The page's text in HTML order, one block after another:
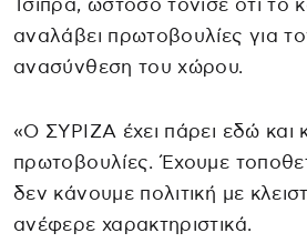
Τσίπρα, ωστόσο τόνισε ότι το
αναλάβει πρωτοβουλίες για
ανασύνθεση του χώρου.
«Ο ΣΥΡΙΖΑ έχει πάρει εδώ και
πρωτοβουλίες. Έχουμε
δεν κάνουμε πολιτική με
ανέφερε χαρακτηριστικά.